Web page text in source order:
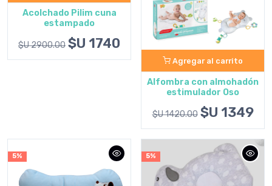
Acolchado Pilim cuna
estampado
$U 2900.00 $U 1740
Agregar al carrito
Alfombra con almohadón
estimulador Oso
$U 1420.00 $U 1349
5% 5%